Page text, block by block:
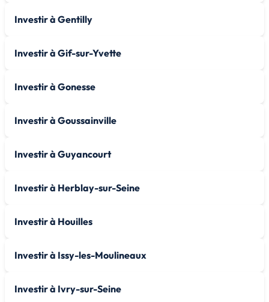
Investir à Gentilly
Investir à Gif-sur-Yvette
Investir à Gonesse
Investir à Goussainville
Investir à Guyancourt
Investir à Herblay-sur-Seine
Investir à Houilles
Investir à Issy-les-Moulineaux
Investir à Ivry-sur-Seine